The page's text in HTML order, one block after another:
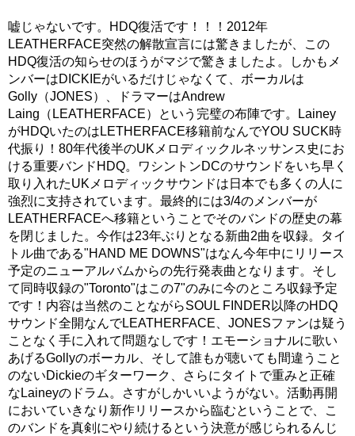
嘘じゃないです。HDQ復活です！！！2012年
LEATHERFACE突然の解散宣言には驚きましたが、この
HDQ復活の知らせのほうがマジで驚きましたよ。しかもメ
ンバーはDICKIEがいるだけじゃなくて、ボーカルは
Golly（JONES）、ドラマーはAndrew
Laing（LEATHERFACE）という完璧の布陣です。Lainey
がHDQいたのはLETHERFACE移籍前なんでYOU SUCK時
代振り！80年代後半のUKメロディックルネッサンス史にお
ける重要バンドHDQ。ワシントンDCのサウンドをいち早く
取り入れたUKメロディックサウンドは日本でも多くの人に
強烈に支持されています。最終的には3/4のメンバーが
LEATHERFACEへ移籍ということでそのバンドの歴史の幕
を閉じました。今作は23年ぶりとなる新曲2曲を収録。タイ
トル曲である"HAND ME DOWNS"はなん今年中にリリース
予定のニューアルバムからの先行発表曲となります。そし
て同時収録の"Toronto"はこの7"のみに今のところ収録予定
です！内容は当然のことながらSOUL FINDER以降のHDQ
サウンド全開なんでLEATHERFACE、JONESファンは疑う
ことなく手に入れて問題なしです！エモーショナルに歌い
あげるGollyのボーカル、そして誰もが聴いても間違うこと
のないDickieのギターワーク、さらにタイトで重みと正確
なLaineyのドラム。さすがしかいいようがない。活動再開
においていきなり新作リリースから臨むということで、こ
のバンドを真剣にやり続けるという決意が感じられるんじ